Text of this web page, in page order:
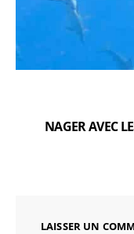
NAGER AVEC
LAISSER UN